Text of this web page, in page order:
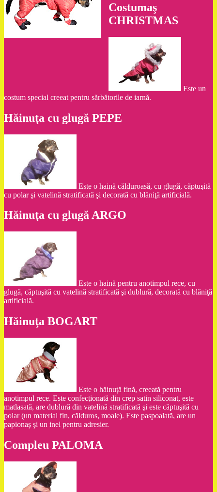
Costumaş
CHRISTMAS
Este un
costum special creeat pentru sărbătorile de iarnă.
Hăinuţa cu glugă PEPE
Este o haină călduroasă, cu glugă, căptuşită
cu polar şi vatelină stratificată şi decorată cu blăniţă artificială.
Hăinuţa cu glugă ARGO
Este o haină pentru anotimpul rece, cu
glugă, căptuşită cu vatelină stratificată şi dublură, decorată cu blăniţă
artificială.
Hăinuţa BOGART
Este o hăinuţă fină, creeată pentru
anotimpul rece. Este confecţionată din crep satin siliconat, este
matlasată, are dublură din vatelină stratificată şi este căptuşită cu
polar (un material fin, călduros, moale). Este paspoalată, are un
papionaş şi un inel pentru adresier.
Compleu PALOMA